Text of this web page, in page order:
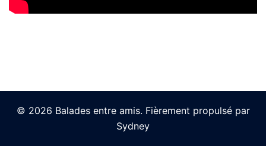
© 2026 Balades entre amis. Fièrement propulsé par
Sydney